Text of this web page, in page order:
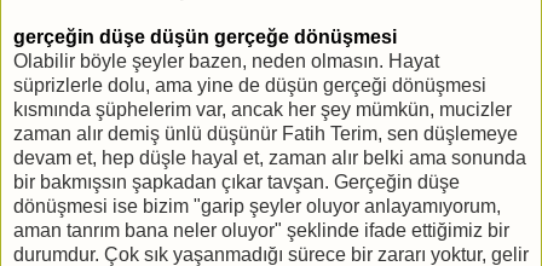
gerçeğin düşe düşün gerçeğe dönüşmesi
Olabilir böyle şeyler bazen, neden olmasın. Hayat
süprizlerle dolu, ama yine de düşün gerçeği dönüşmesi
kısmında şüphelerim var, ancak her şey mümkün, mucizler
zaman alır demiş ünlü düşünür Fatih Terim, sen düşlemeye
devam et, hep düşle hayal et, zaman alır belki ama sonunda
bir bakmışsın şapkadan çıkar tavşan. Gerçeğin düşe
dönüşmesi ise bizim "garip şeyler oluyor anlayamıyorum,
aman tanrım bana neler oluyor" şeklinde ifade ettiğimiz bir
durumdur. Çok sık yaşanmadığı sürece bir zararı yoktur, gelir